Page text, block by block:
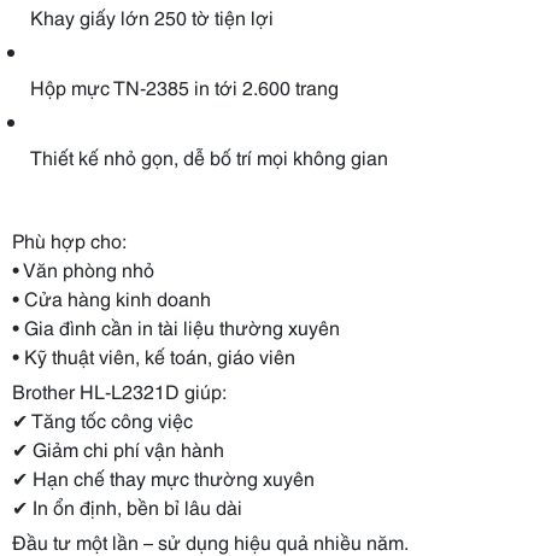
Khay giấy lớn 250 tờ tiện lợi
Hộp mực TN-2385 in tới 2.600 trang
Thiết kế nhỏ gọn, dễ bố trí mọi không gian
Phù hợp cho:
• Văn phòng nhỏ
• Cửa hàng kinh doanh
• Gia đình cần in tài liệu thường xuyên
• Kỹ thuật viên, kế toán, giáo viên
Brother HL-L2321D giúp:
✔ Tăng tốc công việc
✔ Giảm chi phí vận hành
✔ Hạn chế thay mực thường xuyên
✔ In ổn định, bền bỉ lâu dài
Đầu tư một lần – sử dụng hiệu quả nhiều năm.